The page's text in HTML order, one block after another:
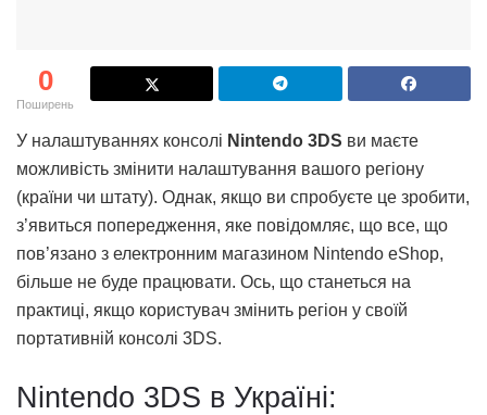
0
Поширень
У налаштуваннях консолі Nintendo 3DS ви маєте
можливість змінити налаштування вашого регіону
(країни чи штату). Однак, якщо ви спробуєте це зробити,
з’явиться попередження, яке повідомляє, що все, що
пов’язано з електронним магазином Nintendo eShop,
більше не буде працювати. Ось, що станеться на
практиці, якщо користувач змінить регіон у своїй
портативній консолі 3DS.
Nintendo 3DS в Україні: